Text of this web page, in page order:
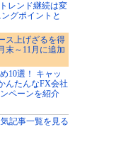
レンド継続は変
グポイントと
ス上げざるを得
末～11月に追加
10選！ キャッ
んたんなFX会社
ペーンを紹介
記事一覧を見る